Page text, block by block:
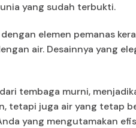
yang sudah terbukti.
elemen pemanas
air. Desainnya yang
tembaga murni,
tetapi juga air yang tetap
yang mengutamakan